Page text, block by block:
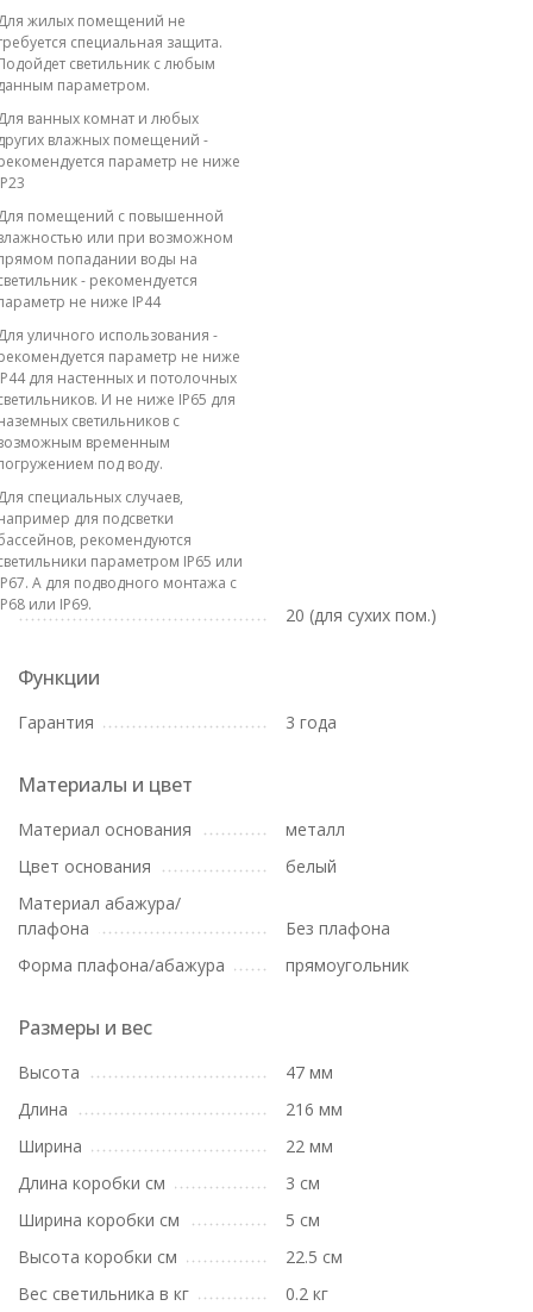
жилых помещений не
специальная защита.
светильник с любым
параметром.
ванных комнат и любых
влажных помещений -
параметр не ниже
помещений с повышенной
или при возможном
попадании воды на
- рекомендуется
не ниже IP44
уличного использования -
параметр не ниже
для настенных и потолочных
И не ниже IP65 для
светильников с
временным
под воду.
специальных случаев,
для подсветки
рекомендуются
параметром IP65 или
А для подводного монтажа с
или IP69.
20 (для сухих пом.)
Функции
Гарантия 3 года
Материалы и цвет
Материал основания
металл
Цвет основания
белый
Материал абажура/
плафона
Без плафона
Форма плафона/абажура
прямоугольник
Размеры и вес
Высота
47 мм
Длина
216 мм
Ширина
22 мм
Длина коробки см
3 см
Ширина коробки см
5 см
Высота коробки см
22.5 см
Вес светильника в кг
0.2 кг